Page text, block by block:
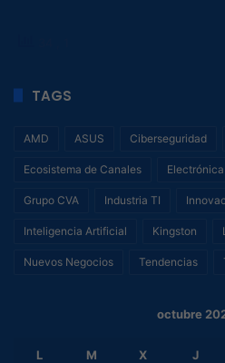
TAGS
AMD ASUS Ciberseguridad
Ecosistema de Canales
Grupo CVA Industria TI
Inteligencia Artificial Kingston
Nuevos Negocios Tendencias
octubre
L M X J